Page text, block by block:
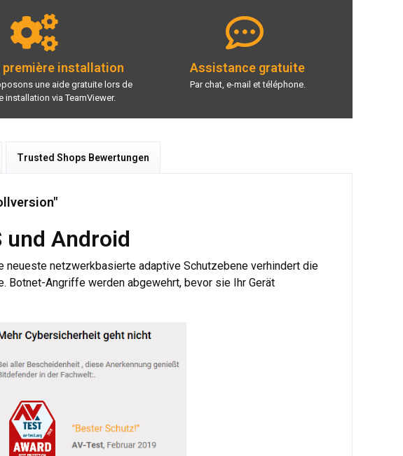
première installation
une aide gratuite lors de
installation via TeamViewer.
Assistance gratuite
Par chat, e-mail et téléphone.
Trusted Shops Bewertungen
und Android
neueste netzwerkbasierte adaptive Schutzebene verhindert die
Botnet-Angriffe werden abgewehrt, bevor sie Ihr Gerät